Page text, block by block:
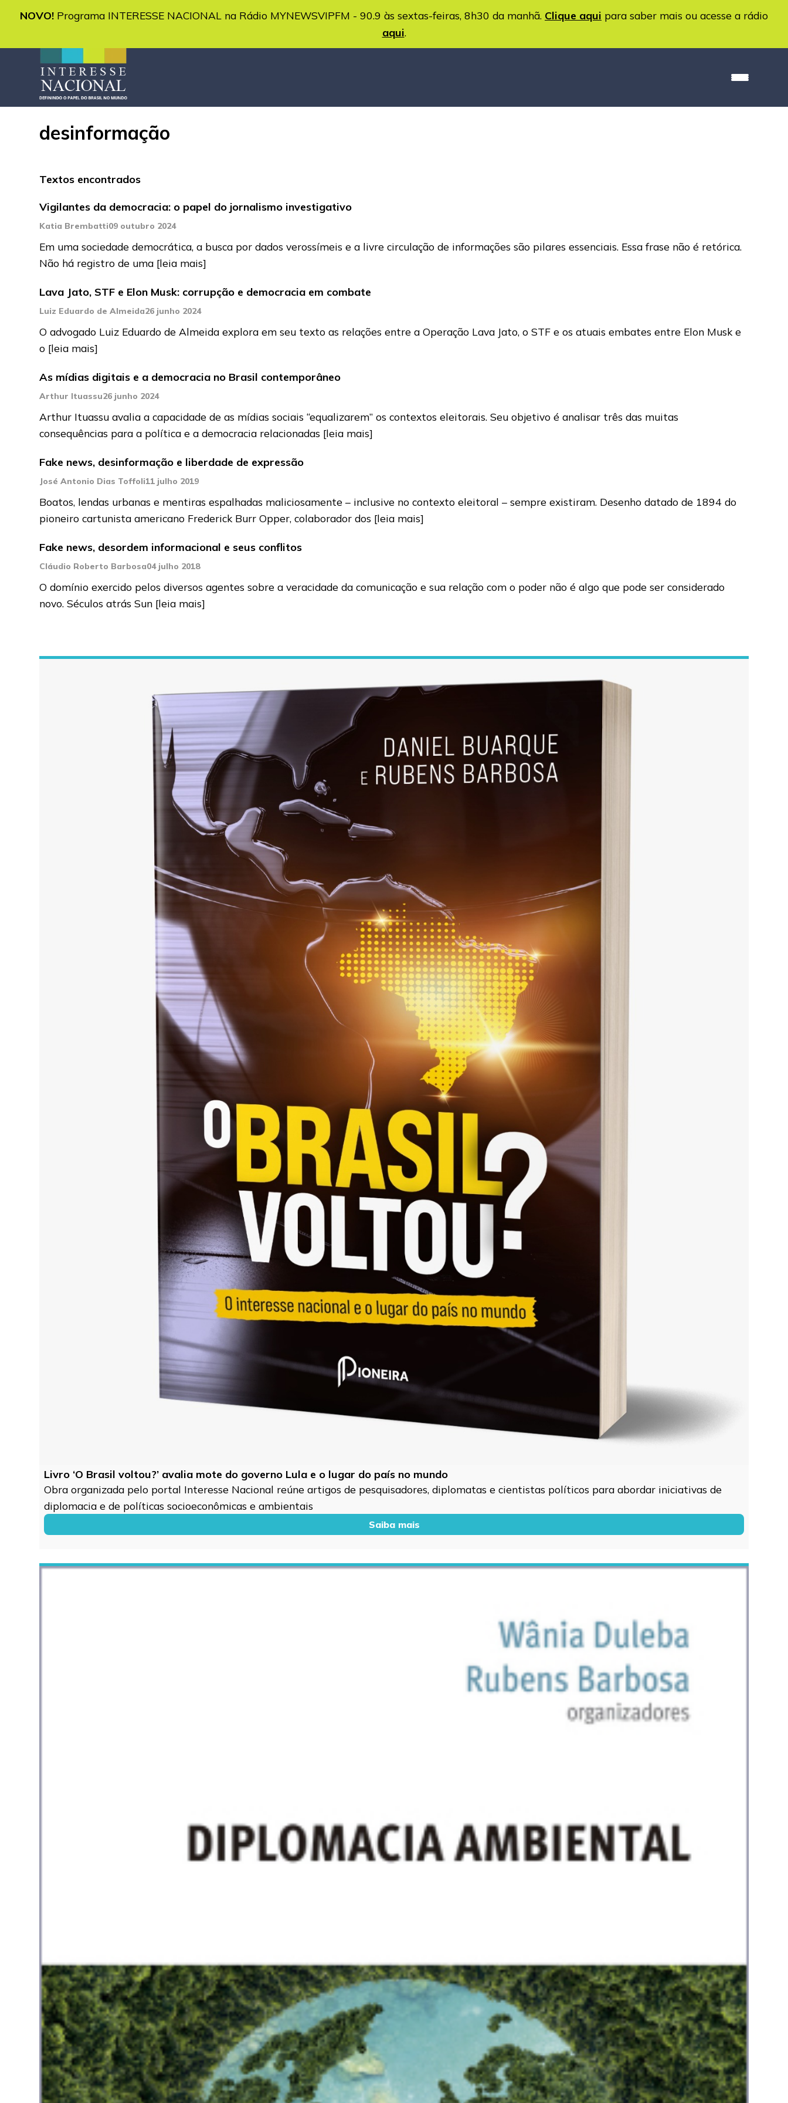
NOVO! Programa INTERESSE NACIONAL na Rádio MYNEWSVIPFM - 90.9 às sextas-feiras, 8h30 da manhã. Clique aqui para saber mais ou acesse a rádio
aqui.
desinformação
Textos encontrados
Vigilantes da democracia: o papel do jornalismo investigativo
Katia Brembatti09 outubro 2024
Em uma sociedade democrática, a busca por dados verossímeis e a livre circulação de informações são pilares essenciais. Essa frase não é retórica.
Não há registro de uma [leia mais]
Lava Jato, STF e Elon Musk: corrupção e democracia em combate
Luiz Eduardo de Almeida26 junho 2024
O advogado Luiz Eduardo de Almeida explora em seu texto as relações entre a Operação Lava Jato, o STF e os atuais embates entre Elon Musk e
o [leia mais]
As mídias digitais e a democracia no Brasil contemporâneo
Arthur Ituassu26 junho 2024
Arthur Ituassu avalia a capacidade de as mídias sociais “equalizarem” os contextos eleitorais. Seu objetivo é analisar três das muitas
consequências para a política e a democracia relacionadas [leia mais]
Fake news, desinformação e liberdade de expressão
José Antonio Dias Toffoli11 julho 2019
Boatos, lendas urbanas e mentiras espalhadas maliciosamente – inclusive no contexto eleitoral – sempre existiram. Desenho datado de 1894 do
pioneiro cartunista americano Frederick Burr Opper, colaborador dos [leia mais]
Fake news, desordem informacional e seus conflitos
Cláudio Roberto Barbosa04 julho 2018
O domínio exercido pelos diversos agentes sobre a veracidade da comunicação e sua relação com o poder não é algo que pode ser considerado
novo. Séculos atrás Sun [leia mais]
Livro ‘O Brasil voltou?’ avalia mote do governo Lula e o lugar do país no mundo
Obra organizada pelo portal Interesse Nacional reúne artigos de pesquisadores, diplomatas e cientistas políticos para abordar iniciativas de
diplomacia e de políticas socioeconômicas e ambientais
Saiba mais